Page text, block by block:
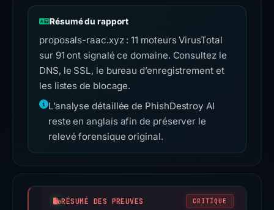
Résumé du rapport
proposals-raac.xyz : 11 moteurs VirusTotal
sur 91 ont signalé ce domaine. Consultez le
DNS, le SSL, le bureau d’enregistrement et
les listes de blocage.
L’analyse détaillée de PhishDestroy AI
reste en anglais afin de préserver le
relevé forensique original.
RÉSUMÉ DES PREUVES CRITIQUE